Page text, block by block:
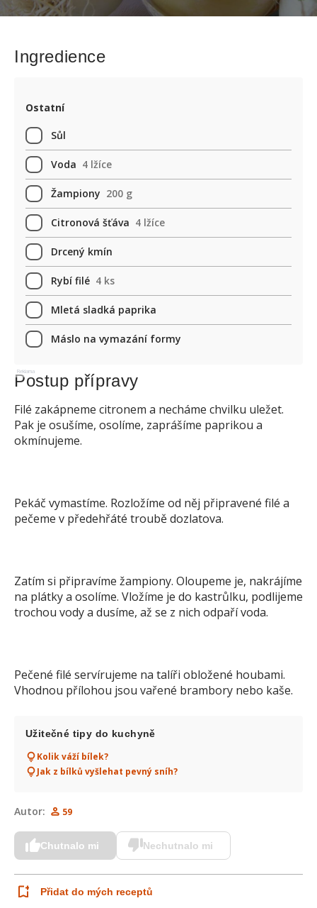
Ingredience
Ostatní
Sůl
Voda 4 lžíce
Žampiony 200 g
Citronová šťáva 4 lžíce
Drcený kmín
Rybí filé 4 ks
Mletá sladká paprika
Máslo na vymazání formy
Reklama
Postup přípravy
Filé zakápneme citronem a necháme chvilku uležet.
Pak je osušíme, osolíme, zaprášíme paprikou a
okmínujeme.
Pekáč vymastíme. Rozložíme od něj připravené filé a
pečeme v předehřáté troubě dozlatova.
Zatím si připravíme žampiony. Oloupeme je, nakrájíme
na plátky a osolíme. Vložíme je do kastrůlku, podlijeme
trochou vody a dusíme, až se z nich odpaří voda.
Pečené filé servírujeme na talíři obložené houbami.
Vhodnou přílohou jsou vařené brambory nebo kaše.
Užitečné tipy do kuchyně
Kolik váží bílek?
Jak z bílků vyšlehat pevný sníh?
Autor: 59
Chutnalo mi Nechutnalo mi
Přidat do mých receptů